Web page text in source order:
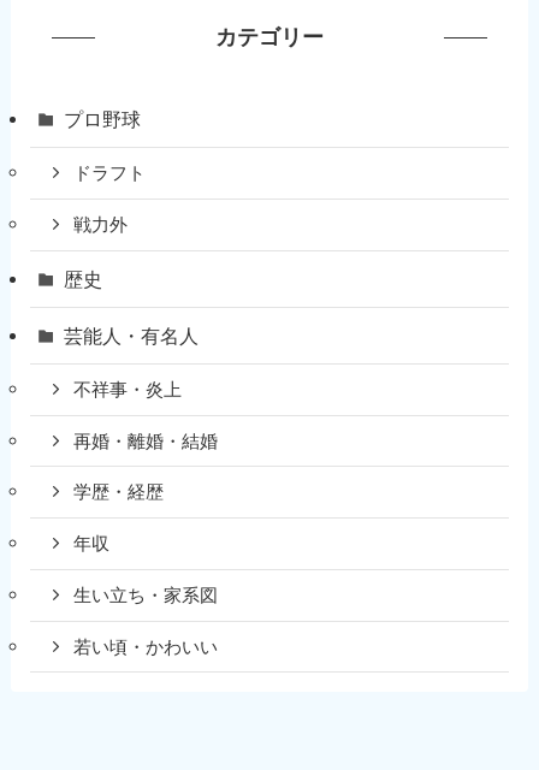
カテゴリー
プロ野球
ドラフト
戦力外
歴史
芸能人・有名人
不祥事・炎上
再婚・離婚・結婚
学歴・経歴
年収
生い立ち・家系図
若い頃・かわいい